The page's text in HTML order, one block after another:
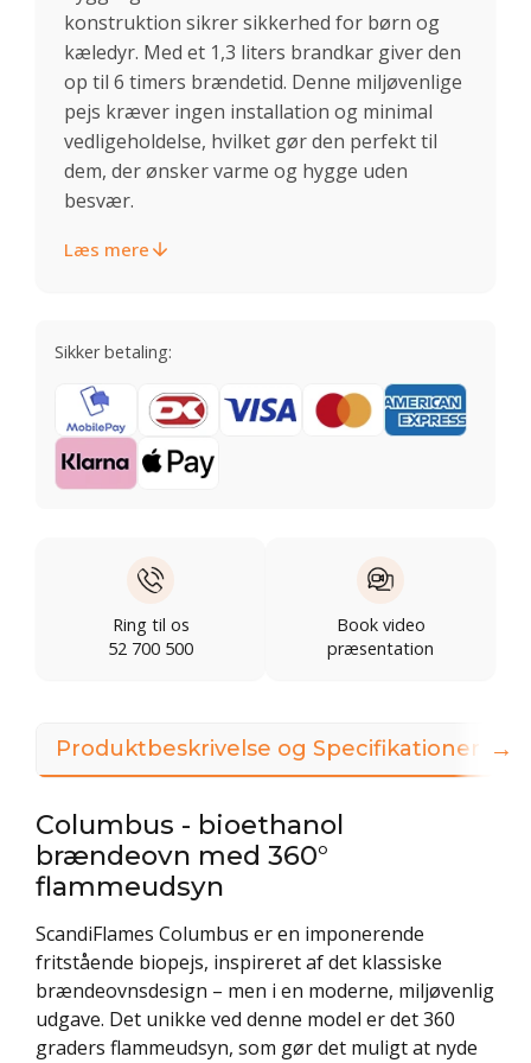
konstruktion sikrer sikkerhed for børn og
kæledyr. Med et 1,3 liters brandkar giver den
op til 6 timers brændetid. Denne miljøvenlige
pejs kræver ingen installation og minimal
vedligeholdelse, hvilket gør den perfekt til
dem, der ønsker varme og hygge uden
besvær.
Læs mere
Sikker betaling:
Ring til os
52 700 500
Book video
præsentation
Produktbeskrivelse og Specifikationer
Columbus - bioethanol
brændeovn med 360°
flammeudsyn
ScandiFlames Columbus er en imponerende
fritstående biopejs, inspireret af det klassiske
brændeovnsdesign – men i en moderne, miljøvenlig
udgave. Det unikke ved denne model er det 360
graders flammeudsyn, som gør det muligt at nyde
→